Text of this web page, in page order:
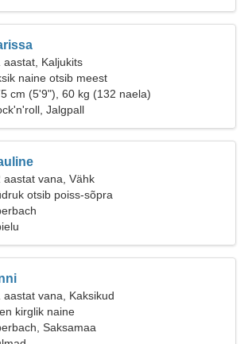
aastat, Kaljukits
naine otsib meest
cm (5'9"), 60 kg (132 naela)
Jalgpall
aastat vana, Vähk
otsib poiss-sõpra
aastat vana, Kaksikud
kirglik naine
Saksamaa